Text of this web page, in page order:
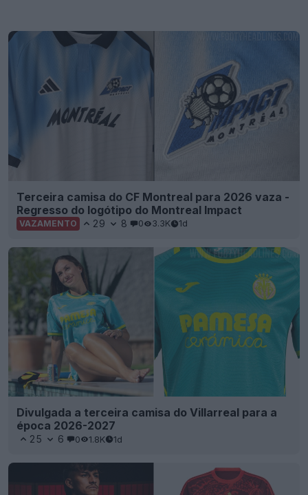
Terceira camisa do CF Montreal para 2026 vaza -
Regresso do logótipo do Montreal Impact
VAZAMENTO 29 8 0 3.3K 1d
Divulgada a terceira camisa do Villarreal para a
época 2026-2027
25 6 0 1.8K 1d